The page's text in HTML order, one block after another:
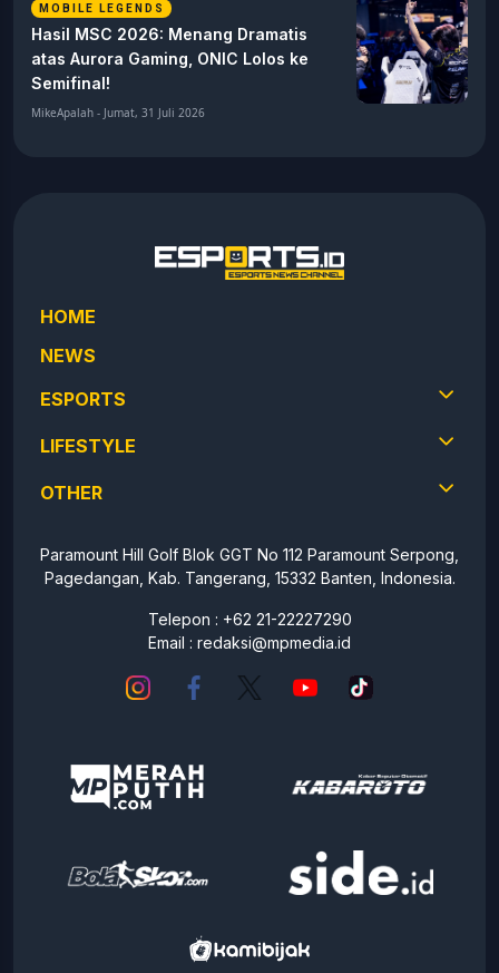
MOBILE LEGENDS
Hasil MSC 2026: Menang Dramatis
atas Aurora Gaming, ONIC Lolos ke
Semifinal!
MikeApalah - Jumat, 31 Juli 2026
HOME
NEWS
ESPORTS
LIFESTYLE
OTHER
Paramount Hill Golf Blok GGT No 112 Paramount Serpong,
Pagedangan, Kab. Tangerang, 15332 Banten, Indonesia.
Telepon : +62 21-22227290
Email : redaksi@mpmedia.id